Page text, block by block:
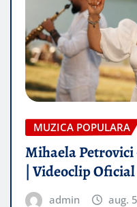
MUZICA POPULARA
Mihaela Petrovici
| Videoclip Oficial
admin aug.